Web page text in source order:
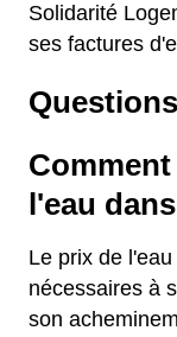
Solidarité
ses factures
l'eau
Le prix de
nécessaires à
son